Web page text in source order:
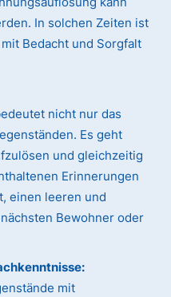
In solchen Zeiten ist
Bedacht und Sorgfalt
nicht nur das
Es geht
und gleichzeitig
Erinnerungen
einen leeren und
Bewohner oder
mit